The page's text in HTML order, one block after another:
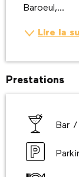
Baroeul,...
Lire la
Prestations
Bar /